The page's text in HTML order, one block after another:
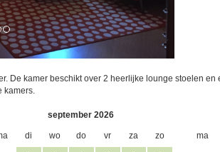
De kamer beschikt over 2 heerlijke lounge stoelen
kamers.
september 2026
di wo do vr za zo ma